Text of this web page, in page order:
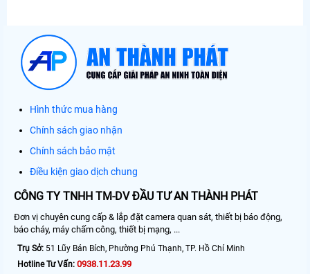
Hình thức mua hàng
Chính sách giao nhận
Chính sách bảo mật
Điều kiện giao dịch chung
CÔNG TY TNHH TM-DV ĐẦU TƯ AN THÀNH PHÁT
Đơn vị chuyên cung cấp & lắp đặt camera quan sát, thiết bị báo động,
báo cháy, máy chấm công, thiết bị mạng, ...
Trụ Sở: 51 Lũy Bán Bích, Phường Phú Thạnh, TP. Hồ Chí Minh
Hotline Tư Vấn: 0938.11.23.99